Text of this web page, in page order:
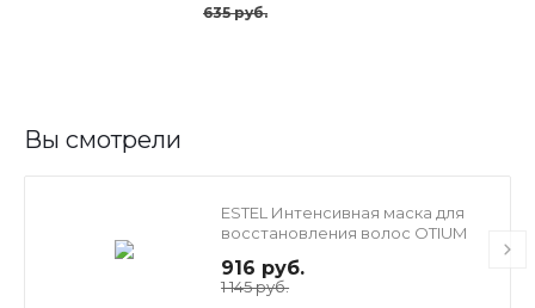
635 руб.
Вы смотрели
ESTEL Интенсивная маска для
восстановления волос OTIUM
916 руб.
1 145 руб.